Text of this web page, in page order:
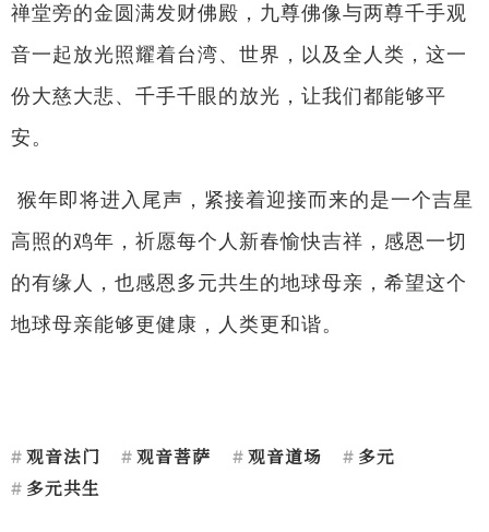
禅堂旁的金圆满发财佛殿，九尊佛像与两尊千手观
音一起放光照耀着台湾、世界，以及全人类，这一
份大慈大悲、千手千眼的放光，让我们都能够平
安。
猴年即将进入尾声，紧接着迎接而来的是一个吉星
高照的鸡年，祈愿每个人新春愉快吉祥，感恩一切
的有缘人，也感恩多元共生的地球母亲，希望这个
地球母亲能够更健康，人类更和谐。
观音法门 观音菩萨 观音道场
多元
多元共生